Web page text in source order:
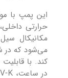
حرارتی
می‌شود که در